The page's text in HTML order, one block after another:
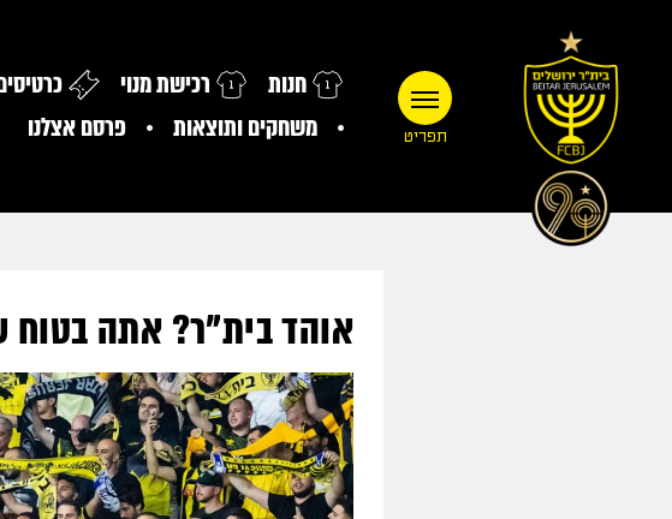
תפריט
חנות רכישת מנוי
משחקים ותוצאות
פרסם אצלנו
אוהד בית"ר? אתה בטוח